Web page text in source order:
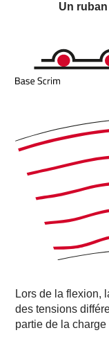
Un
Lors de la flexion,
des tensions
partie de la